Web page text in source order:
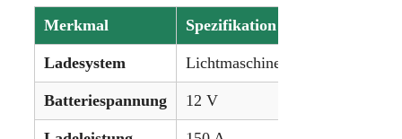
Merkmal Spezifikation
Ladesystem Lichtmaschine
Batteriespannung 12 V